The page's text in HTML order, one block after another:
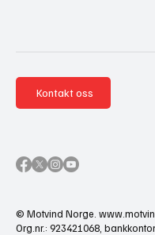
Kontakt oss
© Motvind Norge.
Org.nr.: 923421068,